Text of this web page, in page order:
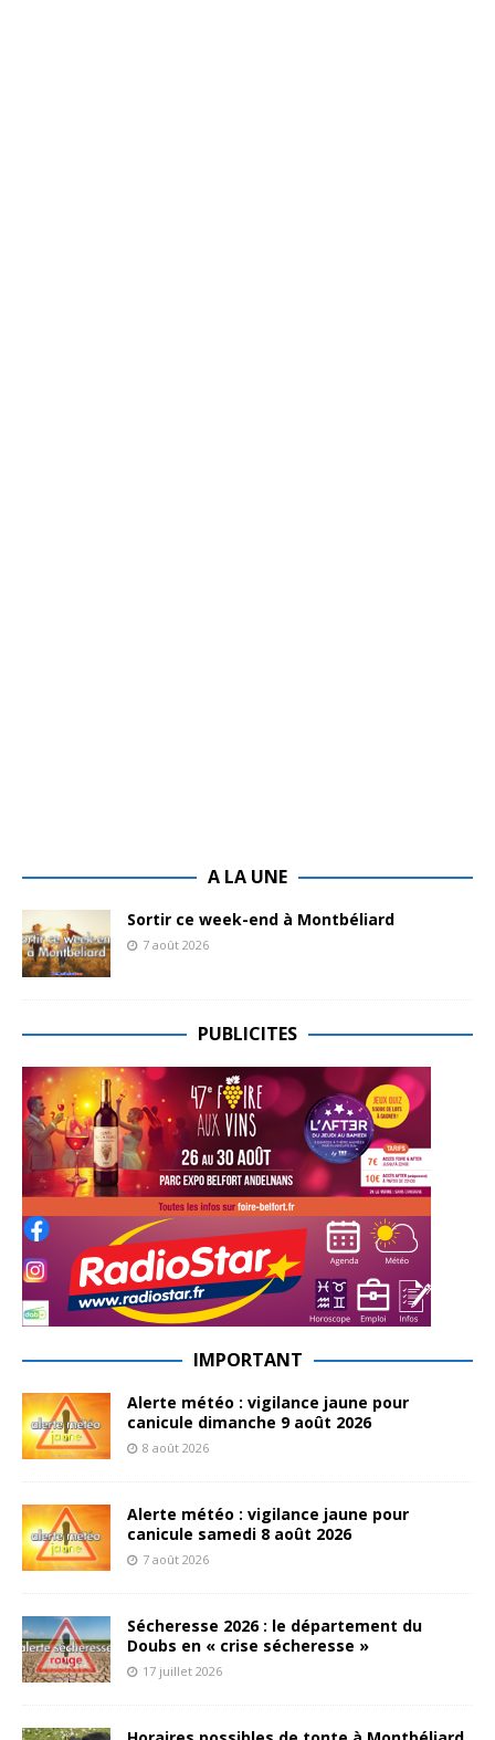
A LA UNE
Sortir ce week-end à Montbéliard
7 août 2026
PUBLICITES
IMPORTANT
Alerte météo : vigilance jaune pour
canicule dimanche 9 août 2026
8 août 2026
Alerte météo : vigilance jaune pour
canicule samedi 8 août 2026
7 août 2026
Sécheresse 2026 : le département du
Doubs en « crise sécheresse »
17 juillet 2026